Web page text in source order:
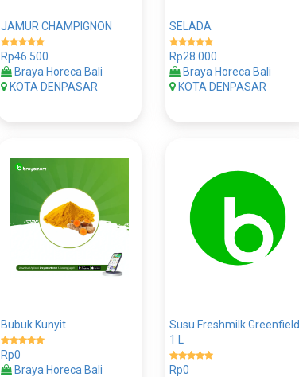
JAMUR CHAMPIGNON
Rp46.500
Braya Horeca Bali
KOTA DENPASAR
SELADA
Rp28.000
Braya Horeca Bali
KOTA DENPASAR
Bubuk Kunyit
Rp0
Braya Horeca Bali
Susu Freshmilk Greenfield
1 L
Rp0